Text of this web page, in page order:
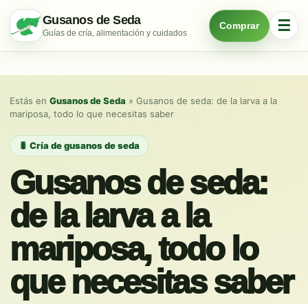
Saltar
contenido
Gusanos de Seda
Guías de cría, alimentación y cuidados
Comprar ☰
Estás en Gusanos de Seda » Gusanos de seda: de la larva a la
mariposa, todo lo que necesitas saber
🐛 Cría de gusanos de seda
Gusanos de seda:
de la larva a la
mariposa, todo lo
que necesitas saber